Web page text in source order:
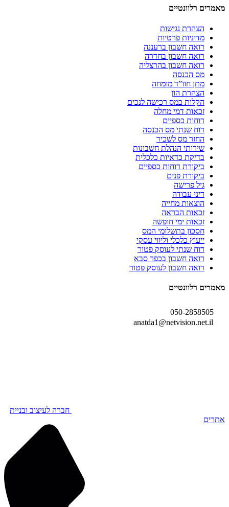
מאמרים רלוונטיים
הצהרת נגישות
מדיניות פרטיות
רואה חשבון ברעננה
רואה חשבון בחדרה
רואה חשבון בהרצליה
מס הכנסה
מתן חוו”ד מומחה
הצהרת הון
הקלות במס רכישה לנכים
זכאות דמי מחלה
דוחות כספיים
דוח שנתי מס הכנסה
החזר מס לשכיר
שירותי הנהלת חשבונות
בדיקת כדאיות כלכלית
ביקורת דוחות כספיים
ביקורת פנים
גיל פרישה
דיני עבודה
הוצאות מחייה
זכאות הבראה
זכאות ימי חופשה
חסכון בתשלומי המס
ייעוץ כלכלי וליווי עסקי
דוח שנתי לעוסק פטור
רואה חשבון בכפר סבא
רואה חשבון לעוסק פטור
מאמרים רלוונטיים
050-2858505
anatda1@netvision.net.il
חברה לעיצוב ובניית
אתרים